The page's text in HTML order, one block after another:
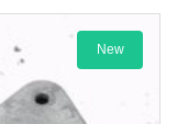
New